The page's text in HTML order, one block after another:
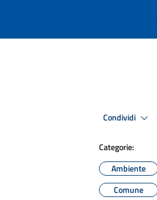
Condividi
Categorie:
Ambiente
Comune